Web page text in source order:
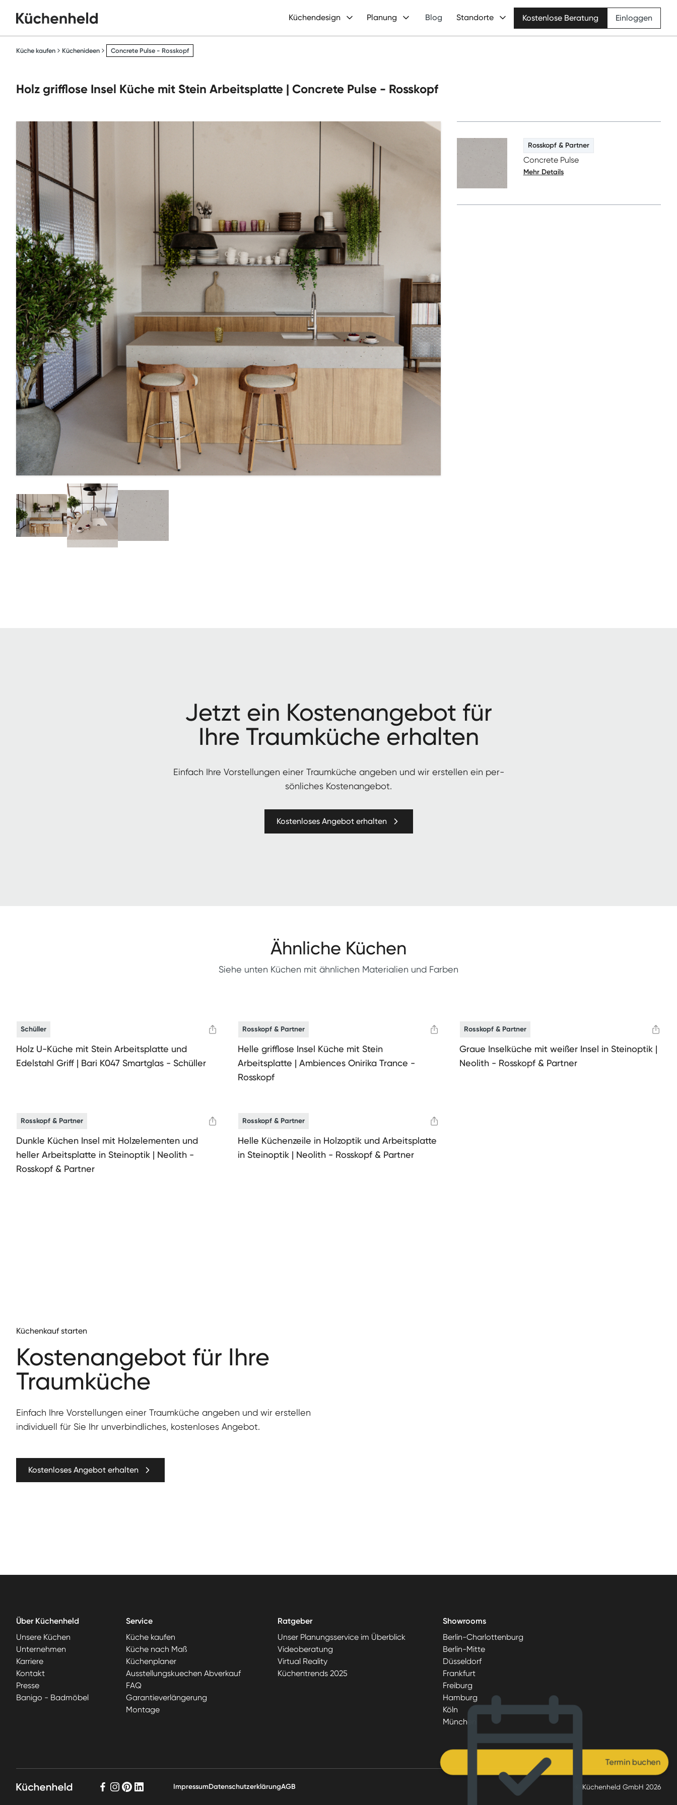
Küchendesign Planung Blog Standorte Kostenlose Beratung Einloggen
Küche kaufen Küchenideen Concrete Pulse - Rosskopf
Holz grifflose Insel Küche mit Stein Arbeitsplatte | Concrete Pulse - Rosskopf
Rosskopf & Partner
Concrete Pulse
Mehr Details
Jet­zt ein Kos­te­nange­bot für
Ihre Traumküche erhalten
Ein­fach Ihre Vorstel­lun­gen ein­er Traumküche angeben und wir erstellen ein per­
sön­lich­es Kostenangebot.
Kostenloses Angebot erhalten
Ähnliche Küchen
Siehe unten Küchen mit ähnlichen Materialien und Farben
Schüller
Holz U-Küche mit Stein Arbeitsplatte und
Edelstahl Griff | Bari K047 Smartglas - Schüller
Rosskopf & Partner
Helle grifflose Insel Küche mit Stein
Arbeitsplatte | Ambiences Onirika Trance -
Rosskopf
Rosskopf & Partner
Graue Inselküche mit weißer Insel in Steinoptik |
Neolith - Rosskopf & Partner
Rosskopf & Partner
Dunkle Küchen Insel mit Holzelementen und
heller Arbeitsplatte in Steinoptik | Neolith -
Rosskopf & Partner
Rosskopf & Partner
Helle Küchenzeile in Holzoptik und Arbeitsplatte
in Steinoptik | Neolith - Rosskopf & Partner
Küchenkauf starten
Kos­te­nange­bot für Ihre
Traumküche
Ein­fach Ihre Vorstel­lun­gen ein­er Traumküche angeben und wir erstellen
individuell für Sie Ihr unverbindliches, kostenloses Angebot.
Kostenloses Angebot erhalten
Über Küchenheld
Unsere Küchen
Unternehmen
Karriere
Kontakt
Presse
Banigo - Badmöbel
Service
Küche kaufen
Küche nach Maß
Küchenplaner
Ausstellungskuechen Abverkauf
FAQ
Garantieverlängerung
Montage
Ratgeber
Unser Planungsservice im Überblick
Videoberatung
Virtual Reality
Küchentrends 2025
Showrooms
Berlin-Charlottenburg
Berlin-Mitte
Düsseldorf
Frankfurt
Freiburg
Hamburg
Köln
München
ImpressumDatenschutzerklärungAGB © Küchenheld GmbH 2026
Termin buchen